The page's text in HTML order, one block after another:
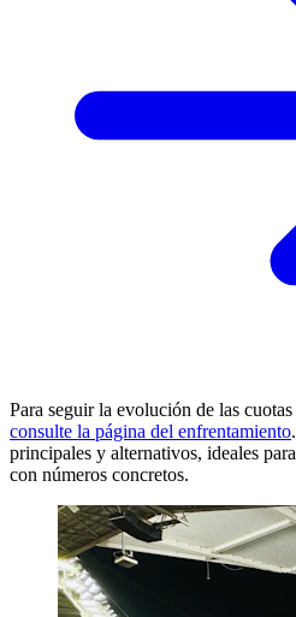
Para seguir la evolución de las
consulte la página del enfrentamiento
principales y alternativos, ideales
con números concretos.